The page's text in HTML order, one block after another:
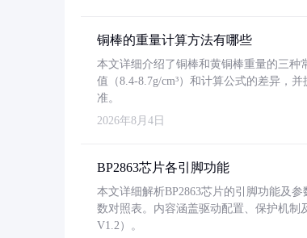
铜棒的重量计算方法有哪些
本文详细介绍了铜棒和黄铜棒重量的三种
值（8.4-8.7g/cm³）和计算公式的差异，
准。
2026年8月4日
BP2863芯片各引脚功能
本文详细解析BP2863芯片的引脚功能及
数对照表。内容涵盖驱动配置、保护机制
V1.2）。